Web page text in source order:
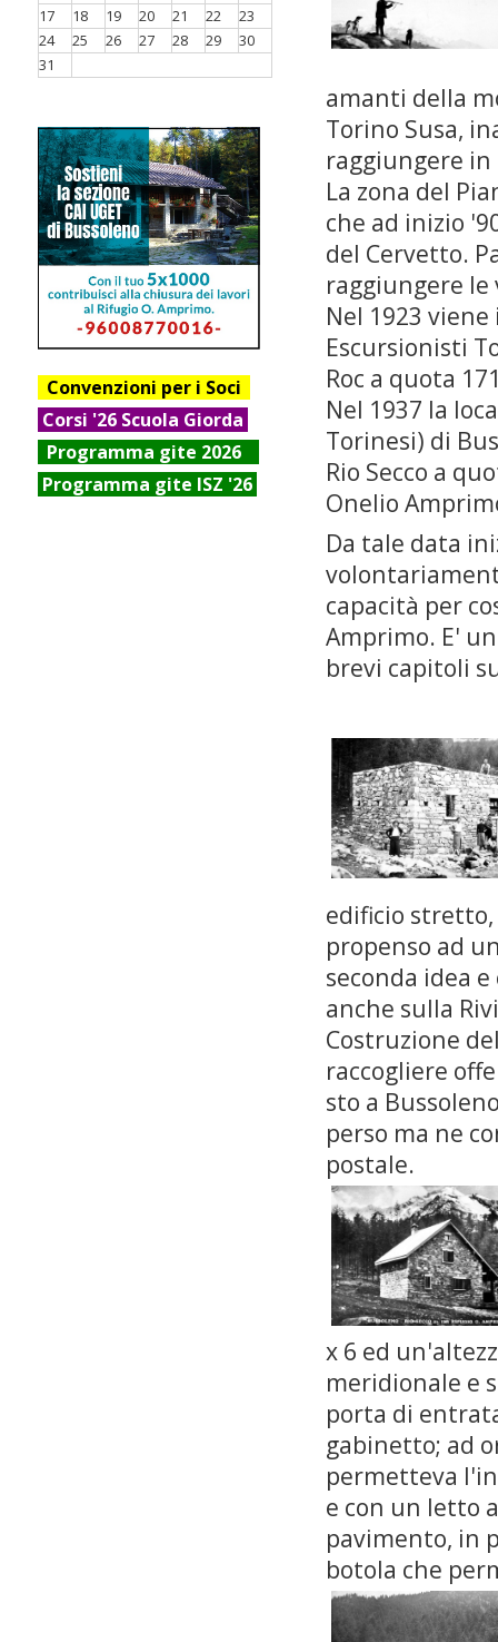
17
18 19 20 21 22
23
24
25 26 27 28 29
30
31
Convenzioni per i Soci
Corsi '26 Scuola Giorda
Programma gite 2026
Programma gite ISZ '26
amanti della
Torino Susa,
raggiungere
La zona del
che ad inizio
del Cervetto.
raggiungere
Nel 1923
Escursionisti
Roc a quota
Nel 1937 la
Torinesi) di
Rio Secco a
Onelio
Da tale data
capacità per
Amprimo. E'
brevi capitoli
edificio
propenso ad
seconda idea
anche sulla
Costruzione
raccogliere
sto a
perso ma ne
postale.
x 6 ed
meridionale e
porta di
gabinetto; ad
permetteva
e con un letto
pavimento, in
botola che